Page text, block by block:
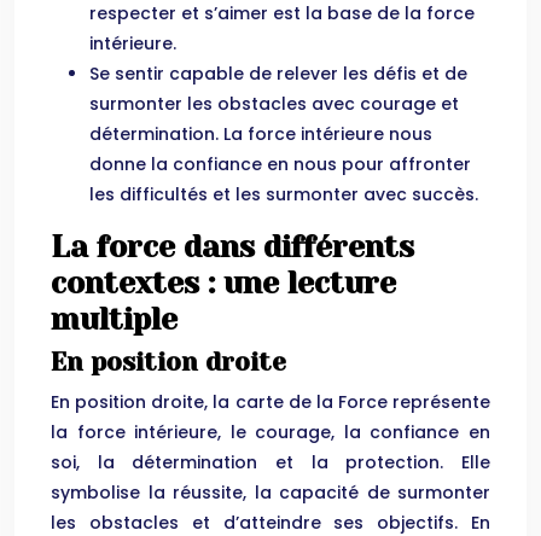
respecter et s’aimer est la base de la force
intérieure.
Se sentir capable de relever les défis et de
surmonter les obstacles avec courage et
détermination. La force intérieure nous
donne la confiance en nous pour affronter
les difficultés et les surmonter avec succès.
La force dans différents
contextes : une lecture
multiple
En position droite
En position droite, la carte de la Force représente
la force intérieure, le courage, la confiance en
soi, la détermination et la protection. Elle
symbolise la réussite, la capacité de surmonter
les obstacles et d’atteindre ses objectifs. En